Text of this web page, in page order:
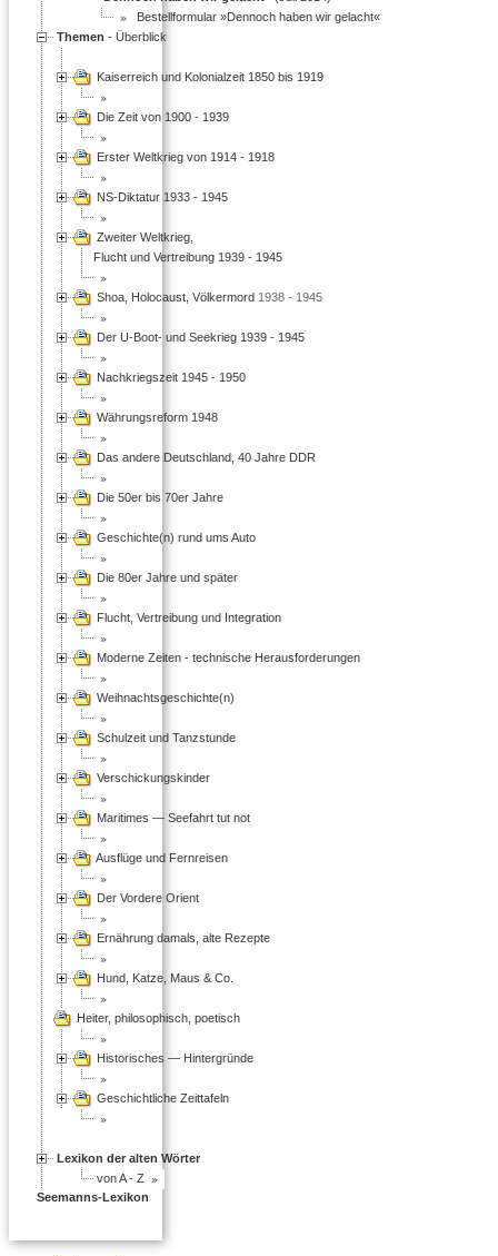
Bestellformular »Dennoch haben wir gelacht«
Themen - Überblick
Kaiserreich und Kolonialzeit 1850 bis 1919
Die Zeit von 1900 - 1939
Erster Weltkrieg von 1914 - 1918
NS-Diktatur 1933 - 1945
Zweiter Weltkrieg,
Flucht und Vertreibung 1939 - 1945
Shoa, Holocaust, Völkermord 1938 - 1945
Der U-Boot- und Seekrieg 1939 - 1945
Nachkriegszeit 1945 - 1950
Währungsreform 1948
Das andere Deutschland, 40 Jahre DDR
Die 50er bis 70er Jahre
Geschichte(n) rund ums Auto
Die 80er Jahre und später
Flucht, Vertreibung und Integration
Moderne Zeiten - technische Herausforderungen
Weihnachtsgeschichte(n)
Schulzeit und Tanzstunde
Verschickungskinder
Maritimes — Seefahrt tut not
Ausflüge und Fernreisen
Der Vordere Orient
Ernährung damals, alte Rezepte
Hund, Katze, Maus & Co.
Heiter, philosophisch, poetisch
Historisches — Hintergründe
Geschichtliche Zeittafeln
Lexikon der alten Wörter
von A - Z
Seemanns-Lexikon